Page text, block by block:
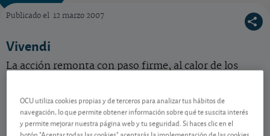
Publicado el 12 marzo 2007
Vivendi
La acción remonta con paso firme, al calor de los
Contenido reservado a SOCIOS
OCU utiliza cookies propias y de terceros para analizar tus hábitos de
navegación, lo que permite obtener información sobre qué te suscita interés
y permite mejorar nuestra página web y tu seguridad. Si haces clic en el